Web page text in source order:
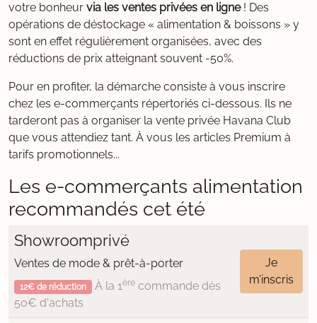
votre bonheur via les ventes privées en ligne! Des
opérations de déstockage « alimentation & boissons » y
sont en effet régulièrement organisées, avec des
réductions de prix atteignant souvent -50%.
Pour en profiter, la démarche consiste à vous inscrire
chez les e-commerçants répertoriés ci-dessous. Ils ne
tarderont pas à organiser la vente privée Havana Club
que vous attendiez tant. À vous les articles Premium à
tarifs promotionnels...
Les e-commerçants alimentation
recommandés cet été
Showroomprivé
Ventes de mode & prêt-à-porter
12€ de réduction À la 1èrecommande dès
50€ d'achats
Je
m’inscris